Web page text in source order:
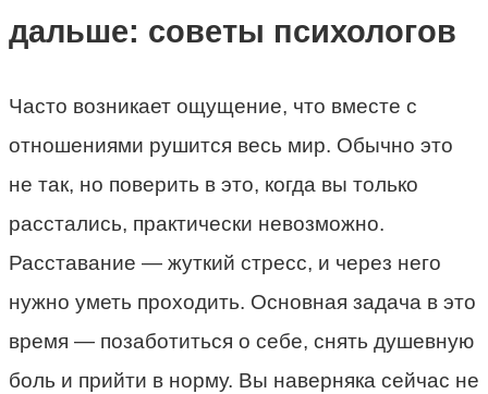
дальше: советы психологов
Часто возникает ощущение, что вместе с
отношениями рушится весь мир. Обычно это
не так, но поверить в это, когда вы только
расстались, практически невозможно.
Расставание — жуткий стресс, и через него
нужно уметь проходить. Основная задача в это
время — позаботиться о себе, снять душевную
боль и прийти в норму. Вы наверняка сейчас не